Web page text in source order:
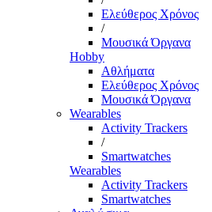
Ελεύθερος Χρόνος
/
Μουσικά Όργανα
Hobby
Αθλήματα
Ελεύθερος Χρόνος
Μουσικά Όργανα
Wearables
Activity Trackers
/
Smartwatches
Wearables
Activity Trackers
Smartwatches